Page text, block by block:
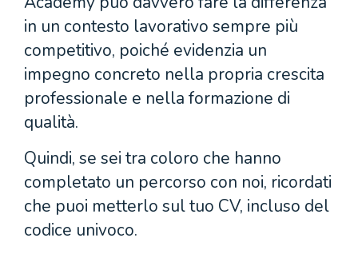
in un contesto lavorativo sempre più
competitivo, poiché evidenzia un
impegno concreto nella propria crescita
professionale e nella formazione di
qualità.
Quindi, se sei tra coloro che hanno
completato un percorso con noi, ricordati
che puoi metterlo sul tuo CV, incluso del
codice univoco.